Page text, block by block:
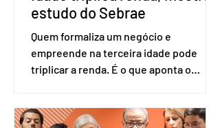
estudo do Sebrae
Quem formaliza um negócio e
empreende na terceira idade pode
triplicar a renda. É o que aponta o
Amostra de Domicílio (PNAD Contínua),